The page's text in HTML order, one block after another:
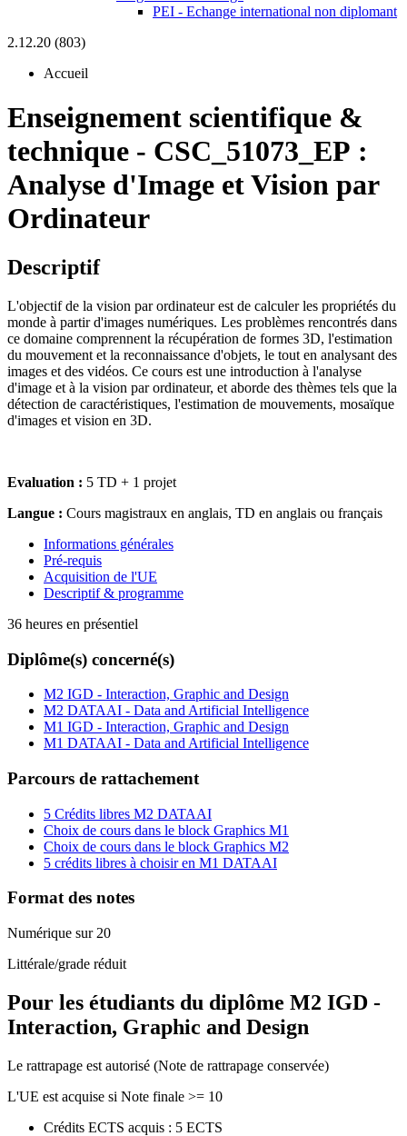
PEI - Echange international non diplomant
2.12.20 (803)
Accueil
Enseignement scientifique &
technique - CSC_51073_EP :
Analyse d'Image et Vision par
Ordinateur
Descriptif
L'objectif de la vision par ordinateur est de calculer les propriétés du
monde à partir d'images numériques. Les problèmes rencontrés dans
ce domaine comprennent la récupération de formes 3D, l'estimation
du mouvement et la reconnaissance d'objets, le tout en analysant des
images et des vidéos. Ce cours est une introduction à l'analyse
d'image et à la vision par ordinateur, et aborde des thèmes tels que la
détection de caractéristiques, l'estimation de mouvements, mosaïque
d'images et vision en 3D.
Evaluation : 5 TD + 1 projet
Langue : Cours magistraux en anglais, TD en anglais ou français
Informations générales
Pré-requis
Acquisition de l'UE
Descriptif & programme
36 heures en présentiel
Diplôme(s) concerné(s)
M2 IGD - Interaction, Graphic and Design
M2 DATAAI - Data and Artificial Intelligence
M1 IGD - Interaction, Graphic and Design
M1 DATAAI - Data and Artificial Intelligence
Parcours de rattachement
5 Crédits libres M2 DATAAI
Choix de cours dans le block Graphics M1
Choix de cours dans le block Graphics M2
5 crédits libres à choisir en M1 DATAAI
Format des notes
Numérique sur 20
Littérale/grade réduit
Pour les étudiants du diplôme M2 IGD -
Interaction, Graphic and Design
Le rattrapage est autorisé (Note de rattrapage conservée)
L'UE est acquise si Note finale >= 10
Crédits ECTS acquis : 5 ECTS